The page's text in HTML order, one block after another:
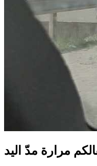
مرارة مدّ اليد